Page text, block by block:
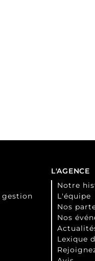
gestion
L'AGENCE
Notre
L'équipe
Nos
Nos
Lexique